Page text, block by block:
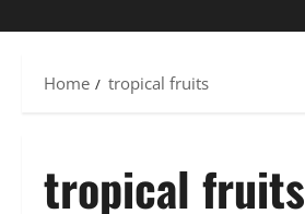
Home tropical fruits
tropical fruits